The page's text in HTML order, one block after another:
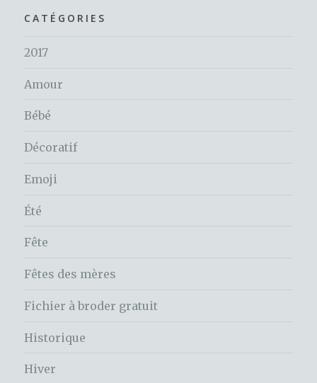
CATÉGORIES
2017
Amour
Bébé
Décoratif
Emoji
Été
Fête
Fêtes des mères
Fichier à broder gratuit
Historique
Hiver